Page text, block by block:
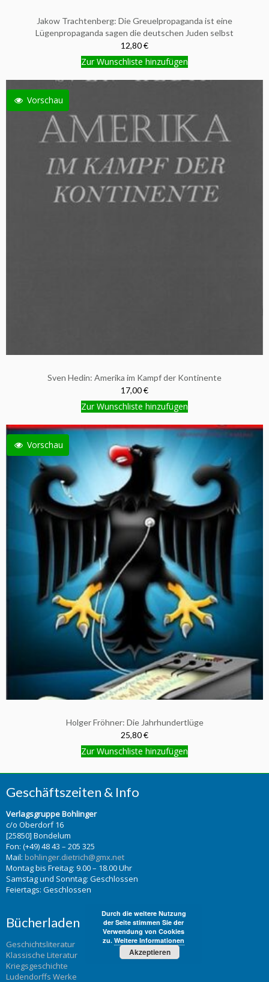
Jakow Trachtenberg: Die Greuelpropaganda ist eine
Lügenpropaganda sagen die deutschen Juden selbst
12,80 €
Zur Wunschliste hinzufügen
Vorschau
Sven Hedin: Amerika im Kampf der Kontinente
17,00 €
Zur Wunschliste hinzufügen
Vorschau
Holger Fröhner: Die Jahrhundertlüge
25,80 €
Zur Wunschliste hinzufügen
Geschäftszeiten & Info
Verlagsgruppe Bohlinger
c/o Oberdorf 16
[25850] Bondelum
Fon: (+49) 48 43 – 205 325
Mail: bohlinger.dietrich@gmx.net
Montag bis Freitag: 9.00 – 18.00 Uhr
Samstag und Sonntag: Geschlossen
Feiertags: Geschlossen
Bücherladen
Geschichtsliteratur
Klassische Literatur
Kriegsgeschichte
Ludendorffs Werke
Durch die weitere Nutzung
der Seite stimmen Sie der
Verwendung von Cookies
zu. Weitere Informationen
Akzeptieren